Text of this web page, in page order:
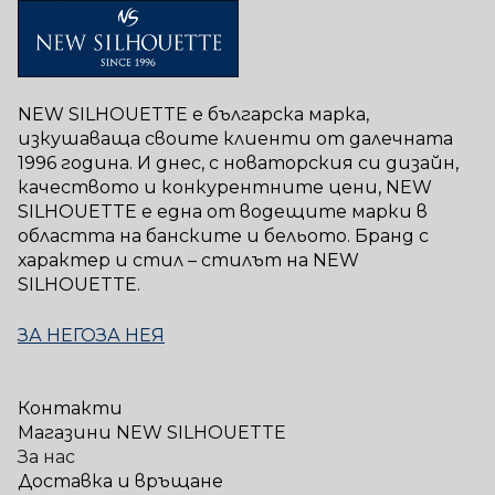
NEW SILHOUETTE е българска марка,
изкушаваща своите клиенти от далечната
1996 година. И днес, с новаторския си дизайн,
качеството и конкурентните цени, NEW
SILHOUETTE е една от водещите марки в
областта на банските и бельото. Бранд с
характер и стил – стилът на NEW
SILHOUETTE.
ЗА НЕГОЗА НЕЯ
Контакти
Магазини NEW SILHOUETTE
За нас
Доставка и връщане